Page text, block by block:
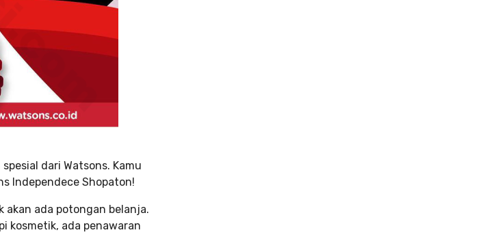
dari Watsons. Kamu
Independece Shopaton!
akan ada potongan belanja.
kosmetik, ada penawaran